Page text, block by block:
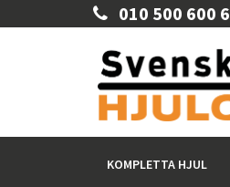
010 500 600 6
KOMPLETTA HJUL